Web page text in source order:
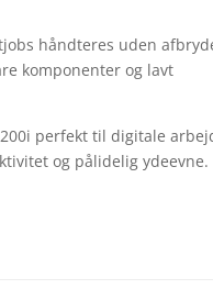
håndteres uden
komponenter og lavt
perfekt til digitale
og pålidelig ydeevne.